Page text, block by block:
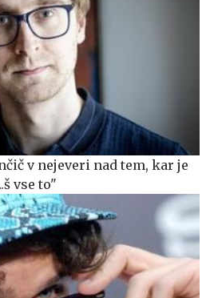
v nejeveri nad tem, kar je
vse to"